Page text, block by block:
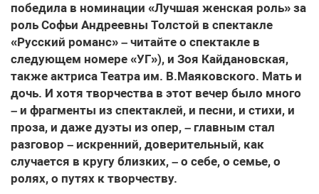
победила в номинации «Лучшая женская роль» за
роль Софьи Андреевны Толстой в спектакле
«Русский романс» – читайте о спектакле в
следующем номере «УГ»), и Зоя Кайдановская,
также актриса Театра им. В.Маяковского. Мать и
дочь. И хотя творчества в этот вечер было много
– и фрагменты из спектаклей, и песни, и стихи, и
проза, и даже дуэты из опер, – главным стал
разговор – искренний, доверительный, как
случается в кругу близких, – о себе, о семье, о
ролях, о путях к творчеству.